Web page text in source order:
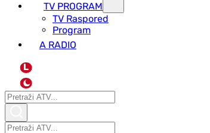
TV PROGRAM
ТV Raspored
Program
A RADIO
L